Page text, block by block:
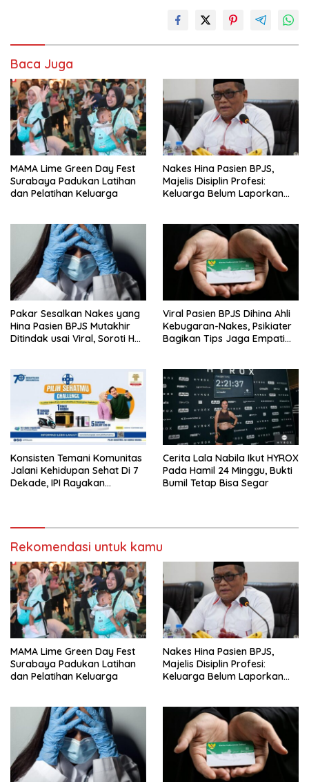
Baca Juga
MAMA Lime Green Day Fest
Surabaya Padukan Latihan
dan Pelatihan Keluarga
Nakes Hina Pasien BPJS,
Majelis Disiplin Profesi:
Keluarga Belum Laporkan
Pakar Sesalkan Nakes yang
Hina Pasien BPJS Mutakhir
Ditindak usai Viral, Soroti Hal
Viral Pasien BPJS Dihina Ahli
Kebugaran-Nakes, Psikiater
Bagikan Tips Jaga Empati
Konsisten Temani Komunitas
Jalani Kehidupan Sehat Di 7
Dekade, IPI Rayakan
Cerita Lala Nabila Ikut HYROX
Pada Hamil 24 Minggu, Bukti
Bumil Tetap Bisa Segar
Rekomendasi untuk kamu
MAMA Lime Green Day Fest
Surabaya Padukan Latihan
dan Pelatihan Keluarga
Nakes Hina Pasien BPJS,
Majelis Disiplin Profesi:
Keluarga Belum Laporkan